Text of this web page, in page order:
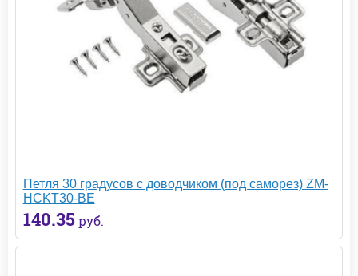
Петля 30 градусов с доводчиком (под саморез) ZM-
HCKT30-BE
140.35 руб.